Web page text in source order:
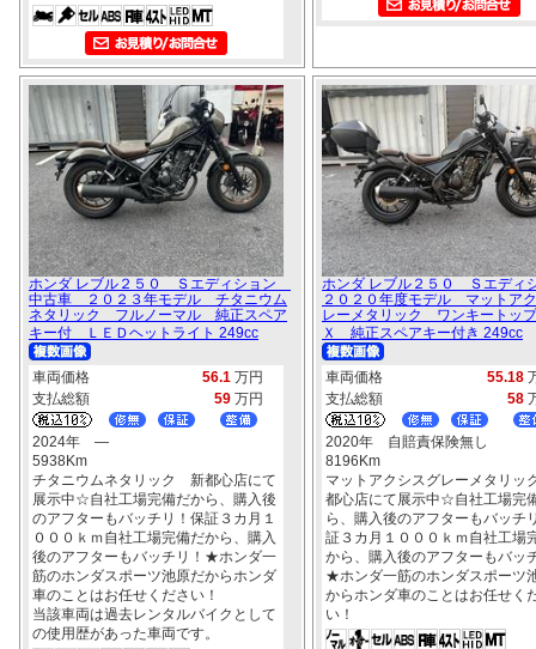
ホンダ レブル２５０ Ｓエディション
中古車 ２０２３年モデル チタニウム
ネタリック フルノーマル 純正スペア
キー付 ＬＥＤヘットライト 249cc
車両価格 56.1 万円
支払総額
59 万円
2024年 ―
5938Km
チタニウムネタリック 新都心店にて
展示中☆自社工場完備だから、購入後
のアフターもバッチリ！保証３カ月１
０００ｋｍ自社工場完備だから、購入
後のアフターもバッチリ！★ホンダ一
筋のホンダスポーツ池原だからホンダ
車のことはお任せください！
当該車両は過去レンタルバイクとして
の使用歴があった車両です。
ホンダ レブル２５０ Ｓエデ
２０２０年度モデル マットア
レーメタリック ワンキートッ
Ｘ 純正スペアキー付き 249cc
車両価格 55.18
支払総額
58
2020年 自賠責保険無し
8196Km
マットアクシスグレーメタリ
都心店にて展示中☆自社工場完
ら、購入後のアフターもバッチ
証３カ月１０００ｋｍ自社工場
から、購入後のアフターもバッ
★ホンダ一筋のホンダスポーツ
からホンダ車のことはお任せく
い！